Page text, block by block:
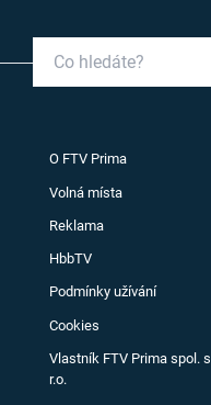
O FTV Prima
Volná místa
Reklama
HbbTV
Podmínky užívání
Cookies
Vlastník FTV Prima spol. s
r.o.